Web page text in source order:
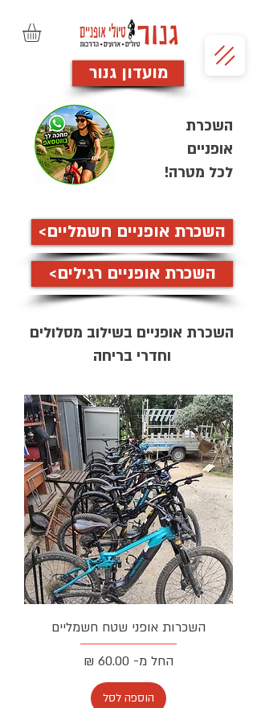
מועדון גנור
השכרת
אופניים
לכל מטרה!
השכרת אופניים חשמליים>
השכרת אופניים רגילים>
השכרת אופניים בשילוב מסלולים
וחדרי בריחה
השכרות אופני שטח חשמליים
החל מ-
מחיר מבצע
הוספה לסל